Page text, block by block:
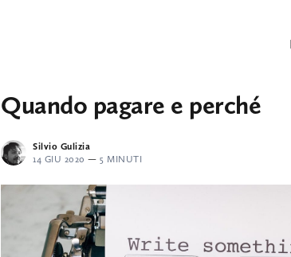
Quando pagare e perché
Silvio Gulizia
14 GIU 2020 — 5 MINUTI